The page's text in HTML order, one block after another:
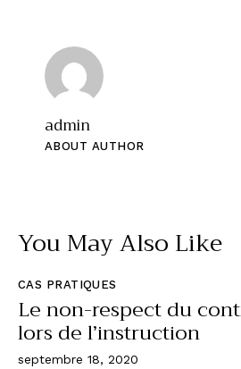
admin
ABOUT AUTHOR
You May Also Like
CAS PRATIQUES
Le non-respect du
lors de l’instruction
septembre 18, 2020